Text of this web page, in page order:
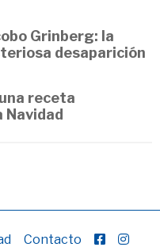
Grinberg: la
desaparición
receta
Contacto